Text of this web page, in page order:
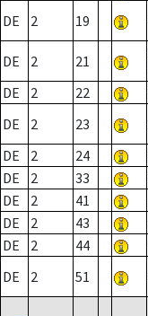
DE
2 19
DE 2 21
DE
2 22
DE
2 23
DE
2 24
DE
2 33
DE
2 41
DE
2 43
DE
2 44
DE
2 51